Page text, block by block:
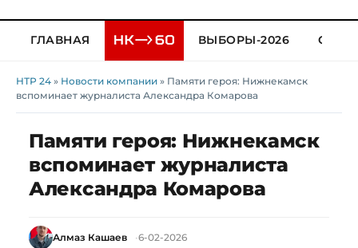
ГЛАВНАЯ ВЫБОРЫ-2026
НТР 24 » Новости компании » Памяти героя: Нижнекамск
вспоминает журналиста Александра Комарова
Памяти героя: Нижнекамск
вспоминает журналиста
Александра Комарова
Алмаз Кашаев 6-02-2026